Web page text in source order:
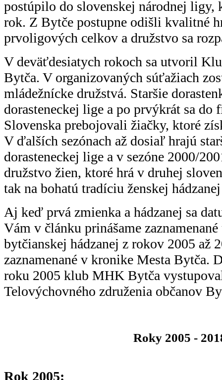
postúpilo do slovenskej národnej ligy,
rok. Z Bytče postupne odišli kvalitné
prvoligových celkov a družstvo sa
V deväťdesiatych rokoch sa utvoril
Bytča. V organizovaných súťažiach
mládežnícke družstvá. Staršie
dorasteneckej lige a po prvýkrát sa do
Slovenska prebojovali žiačky, ktoré
V ďalších sezónach až dosiaľ hrajú
dorasteneckej lige a v sezóne 2000/
družstvo žien, ktoré hrá v druhej
tak na bohatú tradíciu ženskej
Aj keď prvá zmienka a hádzanej sa
Vám v článku prinášame
bytčianskej hádzanej z rokov 2005 až
zaznamenané v kronike Mesta Bytča.
roku 2005 klub MHK Bytča
Telovýchovného združenia občanov
Roky 2005 -
Rok 2005: